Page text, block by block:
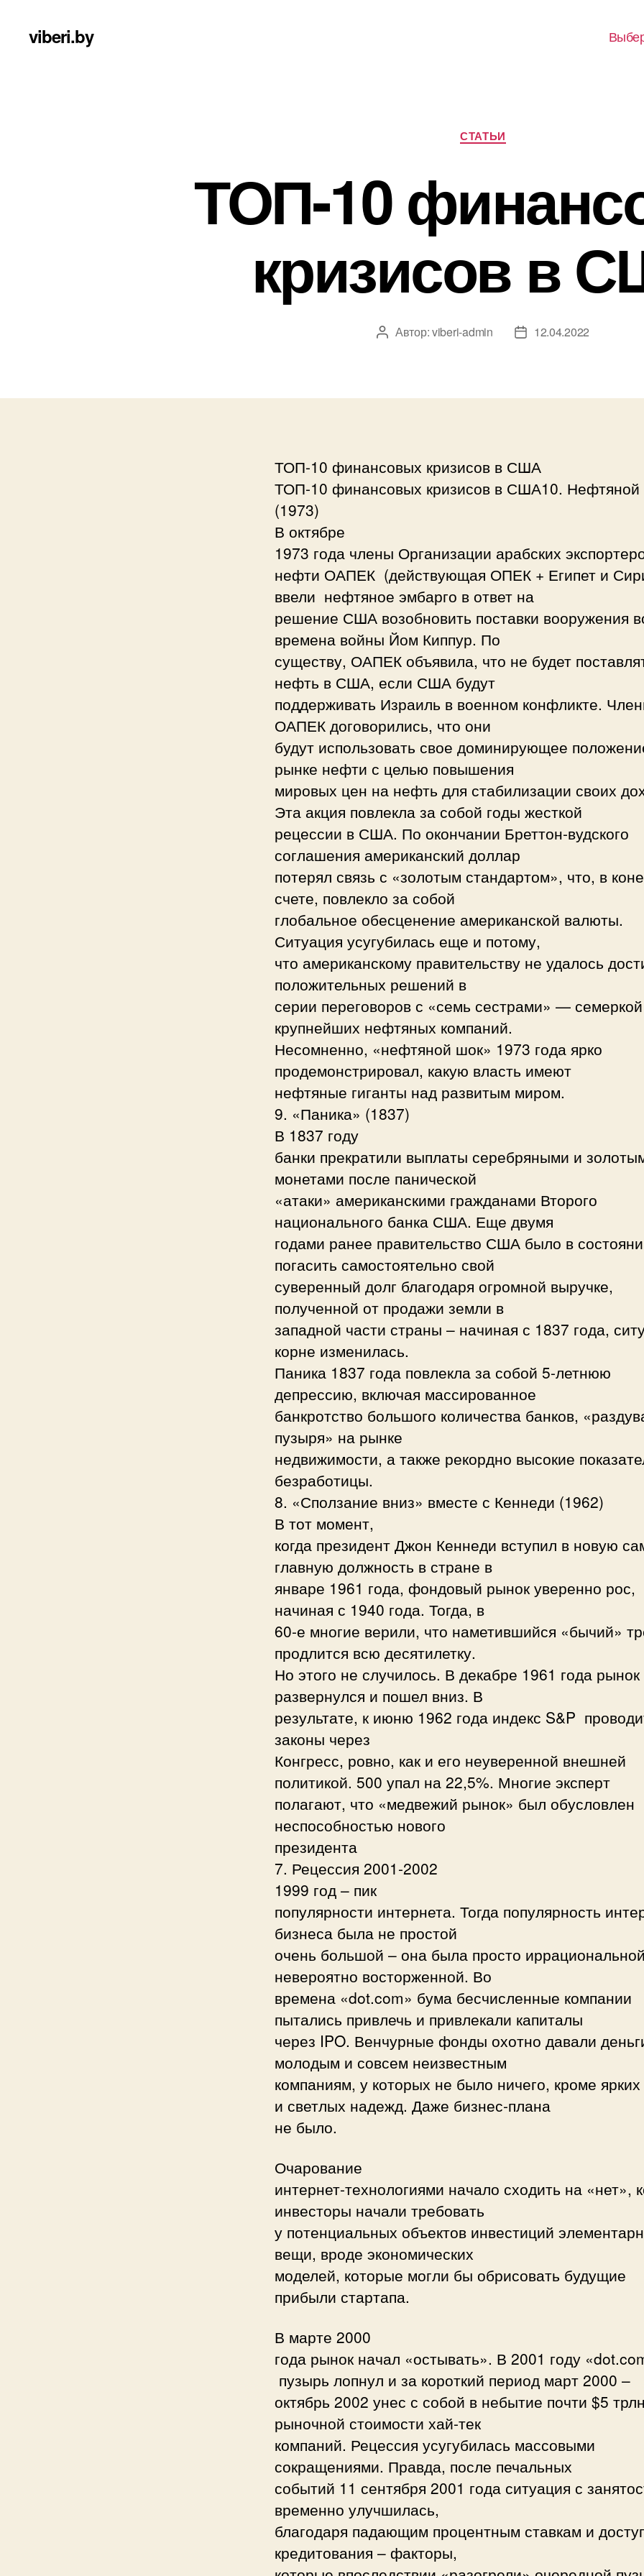
viberi.by
Рубрики
СТАТЬИ
ТОП-10
кризисов в
Автор
Автор:viberi-admin
Дата12.04.2022
ТОП-10 финансовых кризисов в США
ТОП-10 финансовых кризисов в США10. Нефтяной
(1973)
В октябре
1973 года члены Организации арабских
нефти ОАПЕК (действующая ОПЕК + Египет и
ввели нефтяное эмбарго в ответ на
решение США возобновить поставки вооружения
времена войны Йом Киппур. По
существу, ОАПЕК объявила, что не будет
нефть в США, если США будут
поддерживать Израиль в военном конфликте.
ОАПЕК договорились, что они
будут использовать свое доминирующее
рынке нефти с целью повышения
мировых цен на нефть для стабилизации своих
Эта акция повлекла за собой годы жесткой
рецессии в США. По окончании Бреттон-вудского
соглашения американский доллар
потерял связь с «золотым стандартом», что, в
счете, повлекло за собой
глобальное обесценение американской валюты.
Ситуация усугубилась еще и потому,
что американскому правительству не удалось
положительных решений в
серии переговоров с «семь сестрами» — семеркой
крупнейших нефтяных компаний.
Несомненно, «нефтяной шок» 1973 года ярко
продемонстрировал, какую власть имеют
нефтяные гиганты над развитым миром.
9. «Паника» (1837)
В 1837 году
банки прекратили выплаты серебряными и
монетами после панической
«атаки» американскими гражданами Второго
национального банка США. Еще двумя
годами ранее правительство США было в
погасить самостоятельно свой
суверенный долг благодаря огромной выручке,
полученной от продажи земли в
западной части страны – начиная с 1837 года,
корне изменилась.
Паника 1837 года повлекла за собой 5-летнюю
депрессию, включая массированное
банкротство большого количества банков,
пузыря» на рынке
недвижимости, а также рекордно высокие
безработицы.
8. «Сползание вниз» вместе с Кеннеди (1962)
В тот момент,
когда президент Джон Кеннеди вступил в новую
главную должность в стране в
январе 1961 года, фондовый рынок уверенно рос,
начиная с 1940 года. Тогда, в
60-е многие верили, что наметившийся «бычий»
продлится всю десятилетку.
Но этого не случилось. В декабре 1961 года рынок
развернулся и пошел вниз. В
результате, к июню 1962 года индекс S&P
законы через
Конгресс, ровно, как и его неуверенной внешней
политикой. 500 упал на 22,5%. Многие эксперт
полагают, что «медвежий рынок» был обусловлен
неспособностью нового
президента
7. Рецессия 2001-2002
1999 год – пик
популярности интернета. Тогда популярность
бизнеса была не простой
очень большой – она была просто
невероятно восторженной. Во
времена «dot.com» бума бесчисленные компании
пытались привлечь и привлекали капиталы
через IPO. Венчурные фонды охотно давали
молодым и совсем неизвестным
компаниям, у которых не было ничего, кроме
и светлых надежд. Даже бизнес-плана
не было.
Очарование
интернет-технологиями начало сходить на «нет»,
инвесторы начали требовать
у потенциальных объектов инвестиций
вещи, вроде экономических
моделей, которые могли бы обрисовать будущие
прибыли стартапа.
В марте 2000
года рынок начал «остывать». В 2001 году
пузырь лопнул и за короткий период март 2000 –
октябрь 2002 унес с собой в небытие почти $5
рыночной стоимости хай-тек
компаний. Рецессия усугубилась массовыми
сокращениями. Правда, после печальных
событий 11 сентября 2001 года ситуация с
временно улучшилась,
благодаря падающим процентным ставкам и
кредитования – факторы,